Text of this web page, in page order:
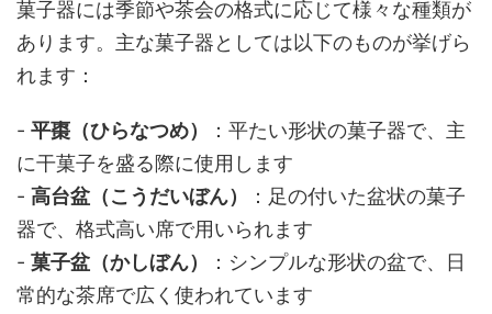
菓子器には季節や茶会の格式に応じて様々な種類が
あります。主な菓子器としては以下のものが挙げら
れます：
- 平棗（ひらなつめ）
：平たい形状の菓子器で、主
に干菓子を盛る際に使用します
- 高台盆（こうだいぼん）
：足の付いた盆状の菓子
器で、格式高い席で用いられます
- 菓子盆（かしぼん）
：シンプルな形状の盆で、日
常的な茶席で広く使われています